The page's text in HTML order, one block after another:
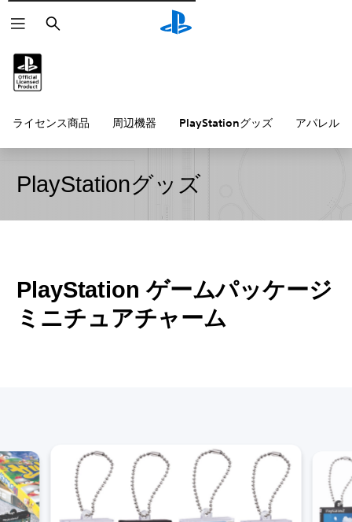
検
索
ライセンス商品 周辺機器 PlayStationグッズ アパレル
PlayStationグッズ
PlayStation ゲームパッケージ
ミニチュアチャーム